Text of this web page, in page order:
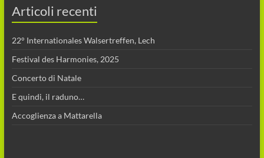
Articoli recenti
22° Internationales Walsertreffen, Lech
Festival des Harmonies, 2025
Concerto di Natale
E quindi, il raduno…
Accoglienza a Mattarella